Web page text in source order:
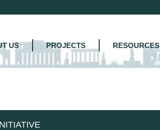
US PROJECTS RESOURCES